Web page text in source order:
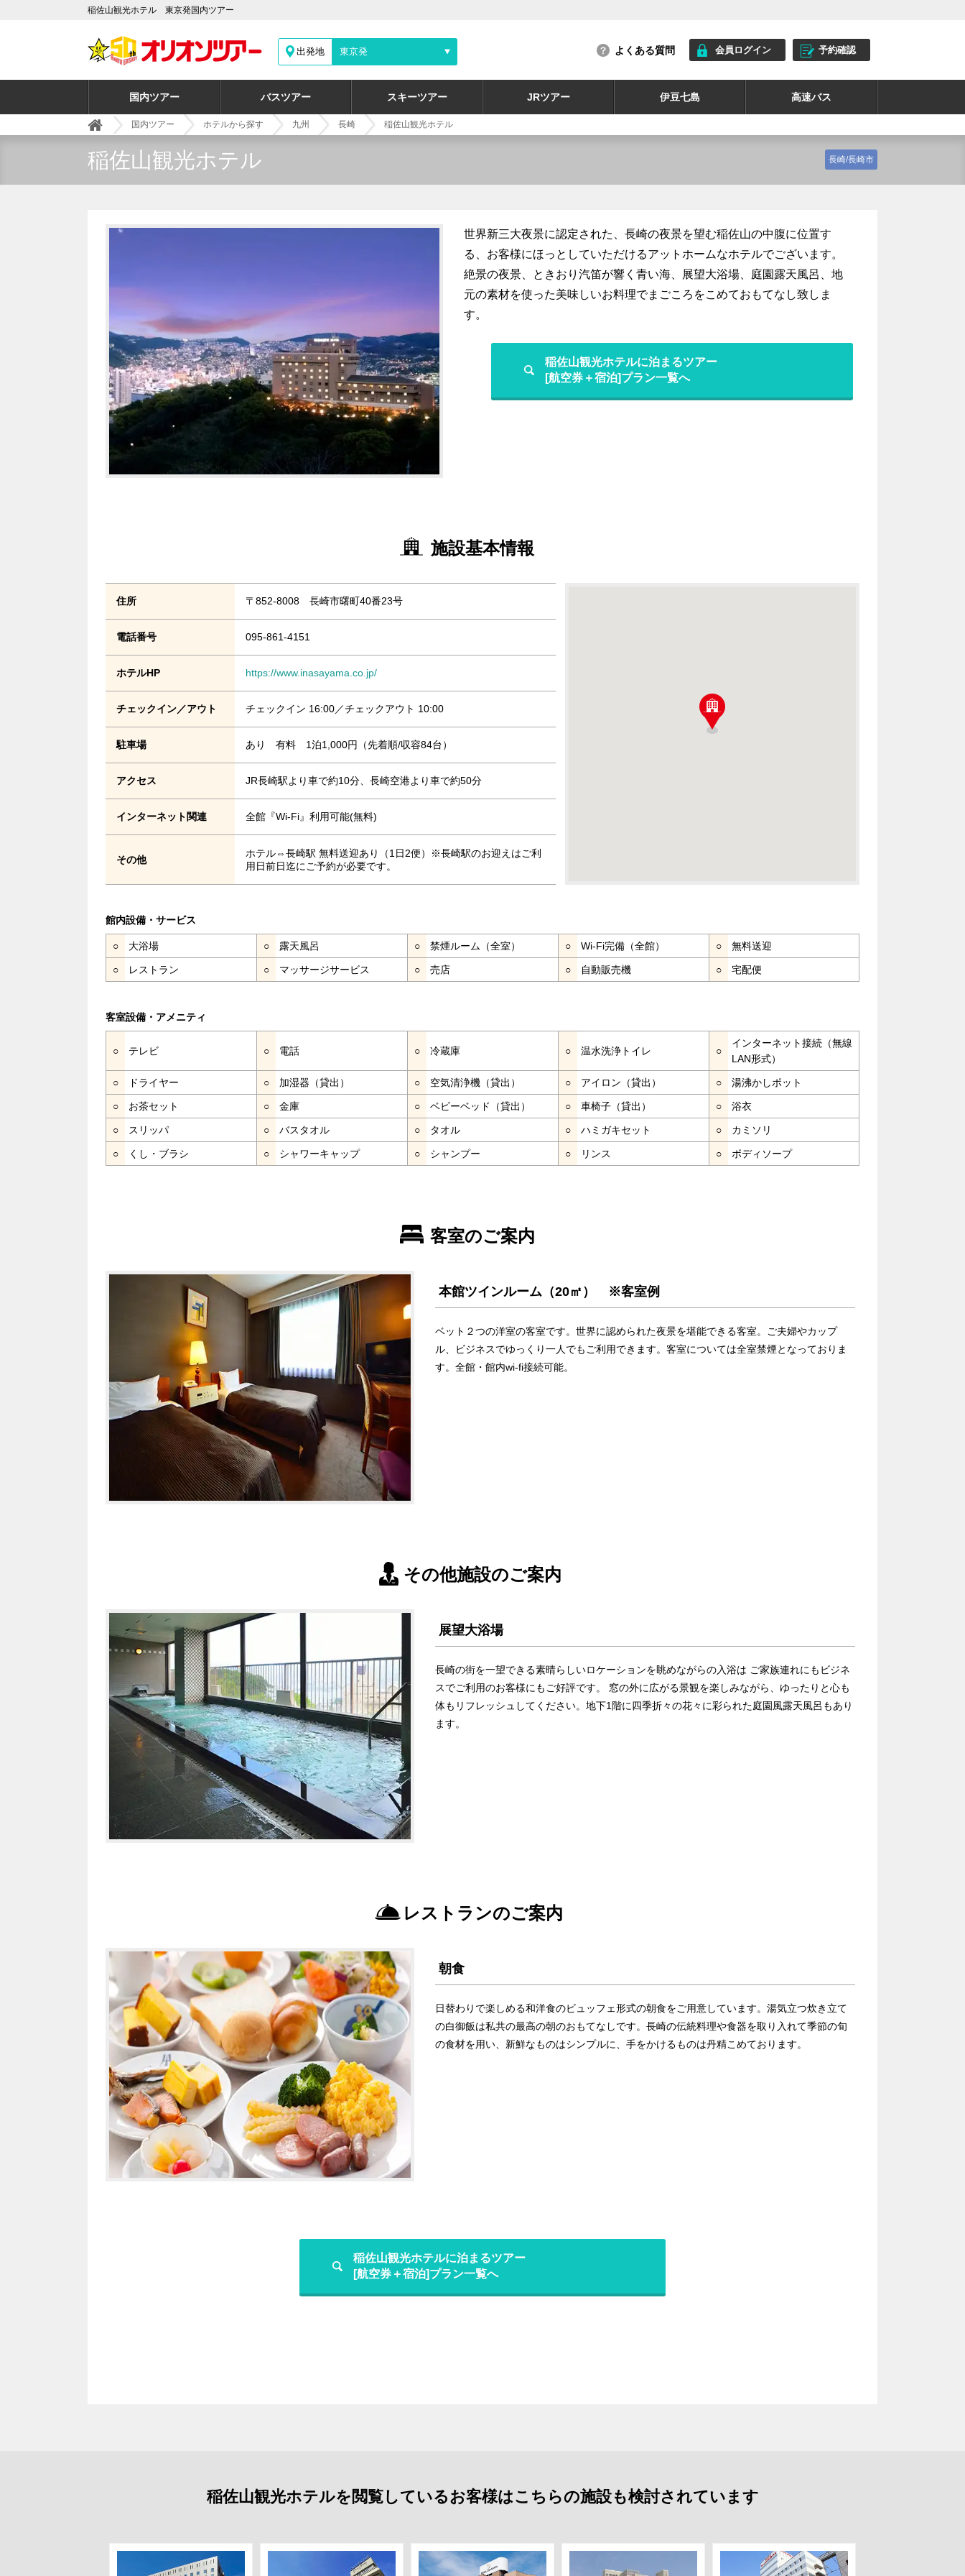
稲佐山観光ホテル 東京発国内ツアー
出発地 東京発 よくある質問 会員ログイン 予約確認
国内ツアー バスツアー スキーツアー JRツアー 伊豆七島 高速バス
国内ツアー ホテルから探す 九州 長崎 稲佐山観光ホテル
稲佐山観光ホテル 長崎/長崎市
世界新三大夜景に認定された、長崎の夜景を望む稲佐山の中腹に位置す
る、お客様にほっとしていただけるアットホームなホテルでございます。
絶景の夜景、ときおり汽笛が響く青い海、展望大浴場、庭園露天風呂、地
元の素材を使った美味しいお料理でまごころをこめておもてなし致しま
す。
稲佐山観光ホテルに泊まるツアー
[航空券＋宿泊]プラン一覧へ
施設基本情報
住所 〒852-8008 長崎市曙町40番23号
電話番号 095-861-4151
ホテルHP https://www.inasayama.co.jp/
チェックイン／アウト チェックイン 16:00／チェックアウト 10:00
駐車場 あり 有料 1泊1,000円（先着順/収容84台）
アクセス JR長崎駅より車で約10分、長崎空港より車で約50分
インターネット関連 全館『Wi-Fi』利用可能(無料)
その他
ホテル⇔長崎駅 無料送迎あり（1日2便）※長崎駅のお迎えはご利
用日前日迄にご予約が必要です。
館内設備・サービス
○ 大浴場 ○ 露天風呂 ○ 禁煙ルーム（全室） ○ Wi-Fi完備（全館） ○ 無料送迎
○ レストラン ○ マッサージサービス ○ 売店 ○ 自動販売機 ○ 宅配便
客室設備・アメニティ
○ テレビ ○ 電話 ○ 冷蔵庫 ○ 温水洗浄トイレ ○
インターネット接続（無線
LAN形式）
○ ドライヤー ○ 加湿器（貸出） ○ 空気清浄機（貸出） ○ アイロン（貸出） ○ 湯沸かしポット
○ お茶セット ○ 金庫 ○ ベビーベッド（貸出） ○ 車椅子（貸出） ○ 浴衣
○ スリッパ ○ バスタオル ○ タオル ○ ハミガキセット ○ カミソリ
○ くし・ブラシ ○ シャワーキャップ ○ シャンプー ○ リンス ○ ボディソープ
客室のご案内
本館ツインルーム（20㎡） ※客室例
ベット２つの洋室の客室です。世界に認められた夜景を堪能できる客室。ご夫婦やカップ
ル、ビジネスでゆっくり一人でもご利用できます。客室については全室禁煙となっておりま
す。全館・館内wi-fi接続可能。
その他施設のご案内
展望大浴場
長崎の街を一望できる素晴らしいロケーションを眺めながらの入浴は ご家族連れにもビジネ
スでご利用のお客様にもご好評です。 窓の外に広がる景観を楽しみながら、ゆったりと心も
体もリフレッシュしてください。地下1階に四季折々の花々に彩られた庭園風露天風呂もあり
ます。
レストランのご案内
朝食
日替わりで楽しめる和洋食のビュッフェ形式の朝食をご用意しています。湯気立つ炊き立て
の白御飯は私共の最高の朝のおもてなしです。長崎の伝統料理や食器を取り入れて季節の旬
の食材を用い、新鮮なものはシンプルに、手をかけるものは丹精こめております。
稲佐山観光ホテルに泊まるツアー
[航空券＋宿泊]プラン一覧へ
稲佐山観光ホテルを閲覧しているお客様はこちらの施設も検討されています